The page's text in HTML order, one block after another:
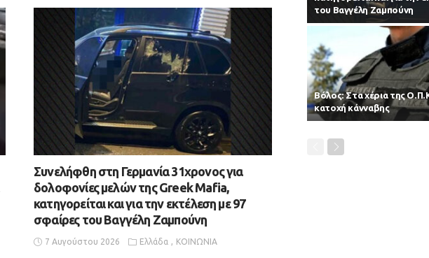
Συνελήφθη στη Γερμανία 31χρονος για
δολοφονίες μελών της Greek Mafia,
κατηγορείται και για την εκτέλεση με 97
σφαίρες του Βαγγέλη Ζαμπούνη
7 Αυγούστου 2026 Ελλάδα ΚΟΙΝΩΝΙΑ
του Βαγγέλη Ζαμπούνη
Βόλος: Στα χέρια της
κατοχή κάνναβης